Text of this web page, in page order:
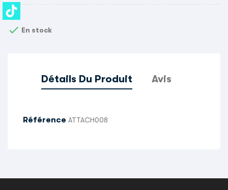
 En stock
Détails Du Produit Avis
Référence ATTACH008